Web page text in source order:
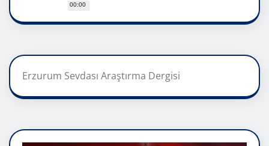
00:00
Erzurum Sevdası Araştırma Dergisi